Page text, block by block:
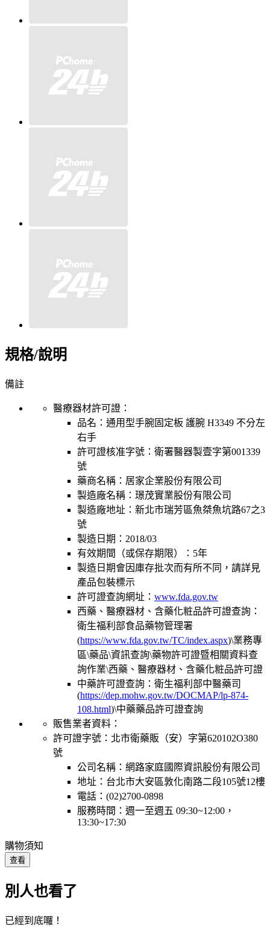
規格/說明
備註
醫療器材許可證：
品名： 通用型手腕固定板 護腕 H3349 不分左
右手
許可證核准字號： 衛署醫器製壹字第001339
號
藥商名稱： 居家企業股份有限公司
製造廠名稱： 璟茂實業股份有限公司
製造廠地址： 新北市瑞芳區魚桀魚坑路67之3
號
製造日期： 2018/03
有效期間（或保存期限）： 5年
製造日期會因庫存批次而有所不同，請詳見
產品包裝標示
許可證查詢網址： www.fda.gov.tw
西藥、醫療器材、含藥化粧品許可證查詢：
衛生福利部食品藥物管理署
(https://www.fda.gov.tw/TC/index.aspx)\業務專
區\藥品\資訊查詢\藥物許可證暨相關資料查
詢作業\西藥、醫療器材、含藥化粧品許可證
中藥許可證查詢：衛生福利部中醫藥司
(https://dep.mohw.gov.tw/DOCMAP/lp-874-
108.html)\中藥藥品許可證查詢
販售業者資料：
許可證字號：北市衛藥販（安）字第620102O380
號
公司名稱：網路家庭國際資訊股份有限公司
地址：台北市大安區敦化南路二段105號12樓
電話：(02)2700-0898
服務時間：週一至週五 09:30~12:00，
13:30~17:30
購物須知
查看
別人也看了
已經到底囉！